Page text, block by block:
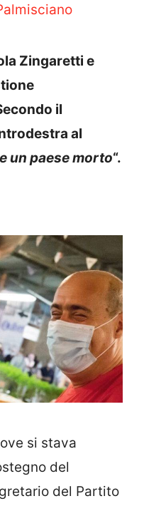
Zingaretti e
il
al
un paese morto“.
si stava
del
del Partito